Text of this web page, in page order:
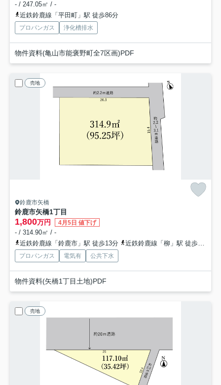
- / 247.05㎡ / -
近鉄鈴鹿線「平田町」駅 徒歩86分
プロパンガス 浄化槽排水
物件資料(亀山市能褒野町全7区画)PDF
売地
鈴鹿市矢橋
鈴鹿市矢橋1丁目
1,800万円 4月5日 値下げ
- / 314.90㎡ / -
近鉄鈴鹿線「鈴鹿市」駅 徒歩13分
近鉄鈴鹿線「柳」駅 徒歩15分
プロパンガス 電気有 公共下水
物件資料(矢橋1丁目土地)PDF
売地